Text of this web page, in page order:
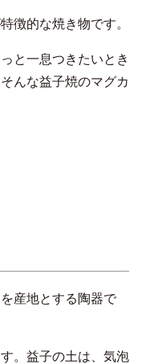
徴的な焼き物です。
と一息つきたいとき
んな益子焼のマグカ
産地とする陶器で
。益子の土は、気泡